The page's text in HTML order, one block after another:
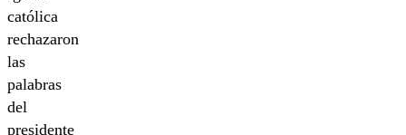
católica
rechazaron
las
palabras
del
presidente